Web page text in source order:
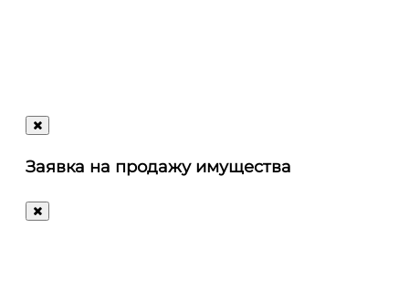
letters@autosale.ru
Ответим
Заявка на продажу имущества